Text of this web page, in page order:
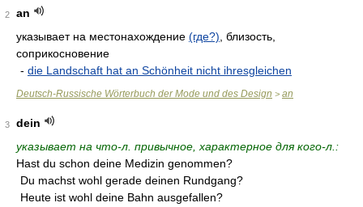
2
an
указывает на местонахождение (где?) , близость,
соприкосновение
- die Landschaft hat an Schönheit nicht ihresgleichen
Deutsch-Russische Wörterbuch der Mode und des Design > an
3
dein
указывает на что-л. привычное, характерное для кого-л.:
Hast du schon deine Medizin genommen?
Du machst wohl gerade deinen Rundgang?
Heute ist wohl deine Bahn ausgefallen?